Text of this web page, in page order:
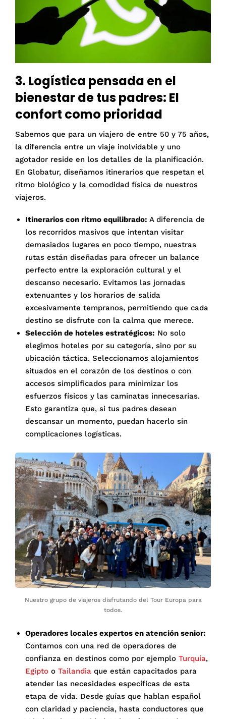
3. Logística pensada en el
bienestar de tus padres: El
confort como prioridad
Sabemos que para un viajero de entre 50 y 75 años,
la diferencia entre un viaje inolvidable y uno
agotador reside en los detalles de la planificación.
En Globatur, diseñamos itinerarios que respetan el
ritmo biológico y la comodidad física de nuestros
viajeros.
Itinerarios con ritmo equilibrado: A diferencia de
los recorridos masivos que intentan visitar
demasiados lugares en poco tiempo, nuestras
rutas están diseñadas para ofrecer un balance
perfecto entre la exploración cultural y el
descanso necesario. Evitamos las jornadas
extenuantes y los horarios de salida
excesivamente tempranos, permitiendo que cada
destino se disfrute con la calma que merece.
Selección de hoteles estratégicos: No solo
elegimos hoteles por su categoría, sino por su
ubicación táctica. Seleccionamos alojamientos
situados en el corazón de los destinos o con
accesos simplificados para minimizar los
esfuerzos físicos y las caminatas innecesarias.
Esto garantiza que, si tus padres desean
descansar un momento, puedan hacerlo sin
complicaciones logísticas.
Nuestro grupo de viajeros disfrutando del Tour Europa para
todos.
Operadores locales expertos en atención senior:
Contamos con una red de operadores de
confianza en destinos como por ejemplo Turquía,
Egipto o Tailandia que están capacitados para
atender las necesidades específicas de esta
etapa de vida. Desde guías que hablan español
con claridad y paciencia, hasta conductores que